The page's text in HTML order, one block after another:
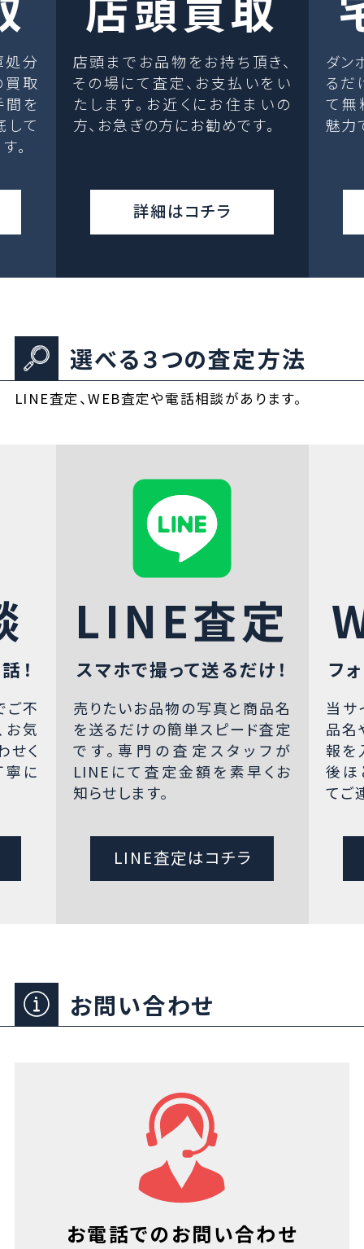
処分
取
間を
して
。
店頭までお品物をお持ち頂き、
その場にて査定、お支払いをい
たします。お近くにお住まいの
方、お急ぎの方にお勧めです。
詳細はコチラ
ダン
るだ
て無
魅力
選べる３つの査定方法
LINE査定、WEB査定や電話相談があります。
！
ご不
お気
せく
寧に
LINE査定
スマホで撮って送るだけ！
売りたいお品物の写真と商品名
を送るだけの簡単スピード査定
です。専門の査定スタッフが
LINEにて査定金額を素早くお
知らせします。
LINE査定はコチラ
フ
当サ
品名
報を
後ほ
てご
お問い合わせ
お電話でのお問い合わせ